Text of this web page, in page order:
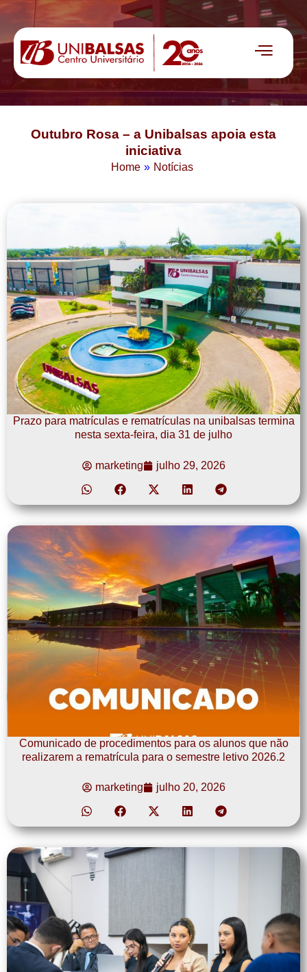
Outubro Rosa – a Unibalsas apoia esta
iniciativa
Home » Notícias
Prazo para matrículas e rematrículas na unibalsas termina
nesta sexta-feira, dia 31 de julho
marketing julho 29, 2026
Comunicado de procedimentos para os alunos que não
realizarem a rematrícula para o semestre letivo 2026.2
marketing julho 20, 2026